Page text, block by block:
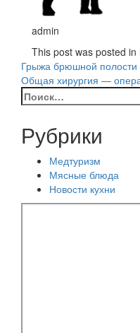
admin
This post was posted in
Навигация
по
Грыжа брюшной
Общая хирургия —
Найти:
Рубрики
Медтуризм
Мясные блюда
Новости кухни